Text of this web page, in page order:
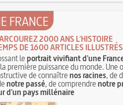
FRANCE
2000 ANS L'HISTOIRE
DE 1600 ARTICLES ILLUSTRÉS
leportrait vivifiant d'une
première puissance du monde. Une
de connaîtrenos racines, de
notre passé, de comprendrenotre
d'un pays millénaire